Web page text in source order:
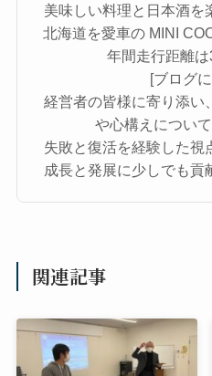
美味しい料理と日本酒を
北海道を愛車の MINI
年間走行距離は
[ブログ
経営者の皆様に寄り添い
や心構えについ
失敗と復活を経験した視
成長と発展に少しでも貢
関連記事